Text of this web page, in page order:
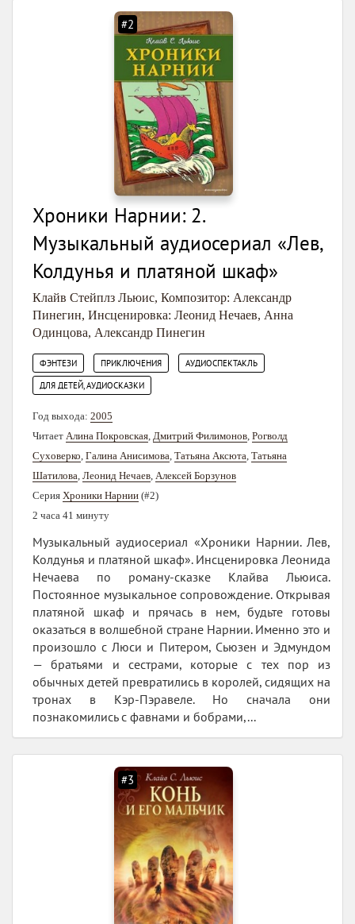
#2
Хроники Нарнии: 2.
Музыкальный аудиосериал «Лев,
Колдунья и платяной шкаф»
Клайв Стейплз Льюис, Композитор: Александр
Пинегин, Инсценировка: Леонид Нечаев, Анна
Одинцова, Александр Пинегин
ФЭНТЕЗИ ПРИКЛЮЧЕНИЯ АУДИОСПЕКТАКЛЬ
ДЛЯ ДЕТЕЙ, АУДИОСКАЗКИ
Год выхода: 2005
Читает Алина Покровская Дмитрий Филимонов Рогволд
Суховерко Галина Анисимова Татьяна Аксюта Татьяна
Шатилова Леонид Нечаев Алексей Борзунов
Серия Хроники Нарнии (#2)
2 часа 41 минуту
Музыкальный аудиосериал «Хроники Нарнии. Лев,
Колдунья и платяной шкаф». Инсценировка Леонида
Нечаева по роману-сказке Клайва Льюиса.
Постоянное музыкальное сопровождение. Открывая
платяной шкаф и прячась в нем, будьте готовы
оказаться в волшебной стране Нарнии. Именно это и
произошло с Люси и Питером, Сьюзен и Эдмундом
— братьями и сестрами, которые с тех пор из
обычных детей превратились в королей, сидящих на
тронах в Кэр-Пэравеле. Но сначала они
познакомились с фавнами и бобрами,...
#3